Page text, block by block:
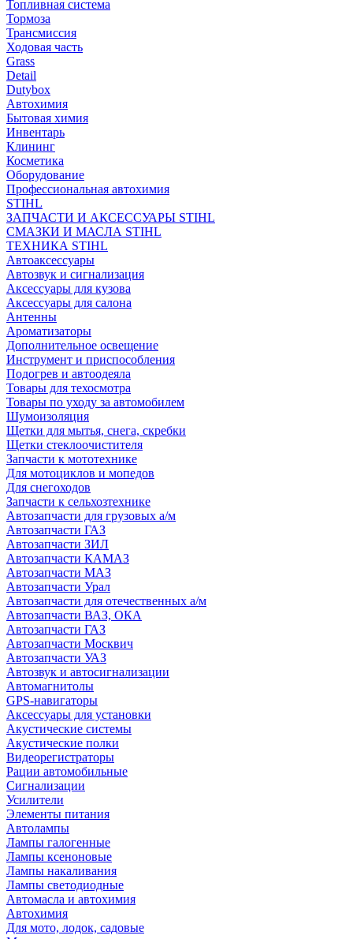
Топливная система
Тормоза
Трансмиссия
Ходовая часть
Grass
Detail
Dutybox
Автохимия
Бытовая химия
Инвентарь
Клининг
Косметика
Оборудование
Профессиональная автохимия
STIHL
ЗАПЧАСТИ И АКСЕССУАРЫ STIHL
СМАЗКИ И МАСЛА STIHL
ТЕХНИКА STIHL
Автоаксессуары
Автозвук и сигнализация
Аксессуары для кузова
Аксессуары для салона
Антенны
Ароматизаторы
Дополнительное освещение
Инструмент и приспособления
Подогрев и автоодеяла
Товары для техосмотра
Товары по уходу за автомобилем
Шумоизоляция
Щетки для мытья, снега, скребки
Щетки стеклоочистителя
Запчасти к мототехнике
Для мотоциклов и мопедов
Для снегоходов
Запчасти к сельхозтехнике
Автозапчасти для грузовых а/м
Автозапчасти ГАЗ
Автозапчасти ЗИЛ
Автозапчасти КАМАЗ
Автозапчасти МАЗ
Автозапчасти Урал
Автозапчасти для отечественных а/м
Автозапчасти ВАЗ, ОКА
Автозапчасти ГАЗ
Автозапчасти Москвич
Автозапчасти УАЗ
Автозвук и автосигнализации
Автомагнитолы
GPS-навигаторы
Аксессуары для установки
Акустические системы
Акустические полки
Видеорегистраторы
Рации автомобильные
Сигнализации
Усилители
Элементы питания
Автолампы
Лампы галогенные
Лампы ксеноновые
Лампы накаливания
Лампы светодиодные
Автомасла и автохимия
Автохимия
Для мото, лодок, садовые